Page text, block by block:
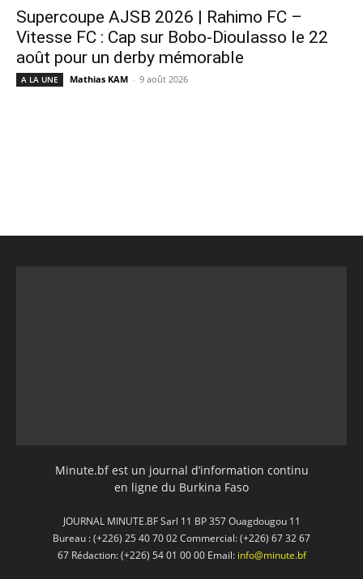
Supercoupe AJSB 2026 | Rahimo FC –
Vitesse FC : Cap sur Bobo-Dioulasso le 22
août pour un derby mémorable
A LA UNE Mathias KAM - 9 août 2026
Minute.bf est un journal d’information continu
en ligne du Burkina Faso
JOURNAL MINUTE.BF Sarl 11 BP 357 Ouagdougou 11
Bureau : (+226) 25 40 70 02 Commercial: (+226) 67 32 67
67 Rédaction: (+226) 54 01 00 00 Email: info@minute.bf